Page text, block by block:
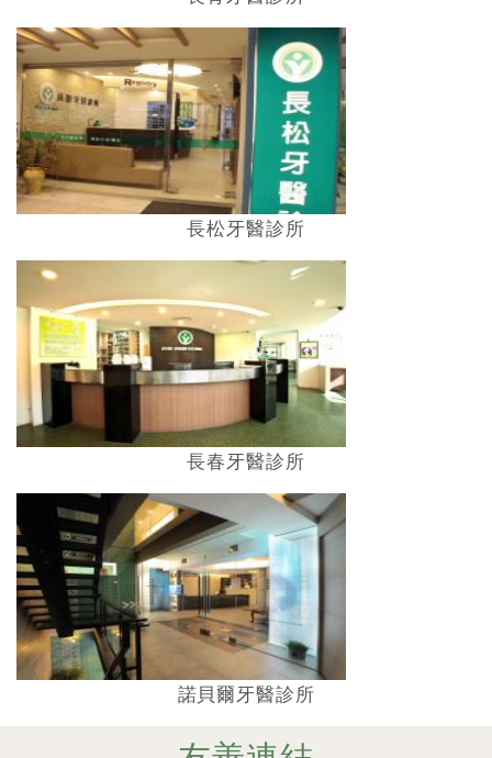
長松牙醫診所
長春牙醫診所
諾貝爾牙醫診所